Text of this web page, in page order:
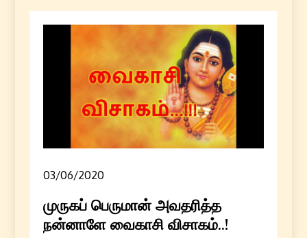
03/06/2020
முருகப் பெருமான் அவதரித்த
நன்னாளே வைகாசி விசாகம்..!